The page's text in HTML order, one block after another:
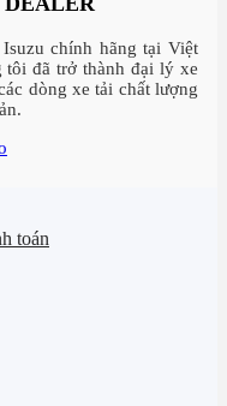
chính hãng tại Việt
tôi đã trở thành đại lý xe
dòng xe tải chất lượng
toán